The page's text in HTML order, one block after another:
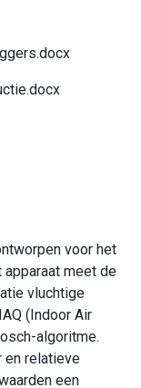
voor het
meet de
vluchtige
(Indoor Air
algoritme.
en relatieve
een